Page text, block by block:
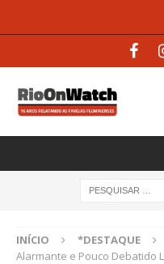
INÍCIO *DESTAQUE
Alarmante e Pouco Debatido